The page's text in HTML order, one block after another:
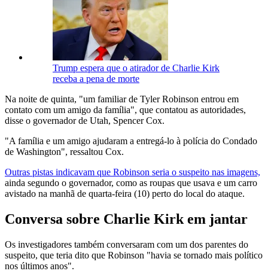
Trump espera que o atirador de Charlie Kirk
receba a pena de morte
Na noite de quinta, "um familiar de Tyler Robinson entrou em
contato com um amigo da família", que contatou as autoridades,
disse o governador de Utah, Spencer Cox.
"A família e um amigo ajudaram a entregá-lo à polícia do Condado
de Washington", ressaltou Cox.
Outras pistas indicavam que Robinson seria o suspeito nas imagens,
ainda segundo o governador, como as roupas que usava e um carro
avistado na manhã de quarta-feira (10) perto do local do ataque.
Conversa sobre Charlie Kirk em jantar
Os investigadores também conversaram com um dos parentes do
suspeito, que teria dito que Robinson "havia se tornado mais político
nos últimos anos".